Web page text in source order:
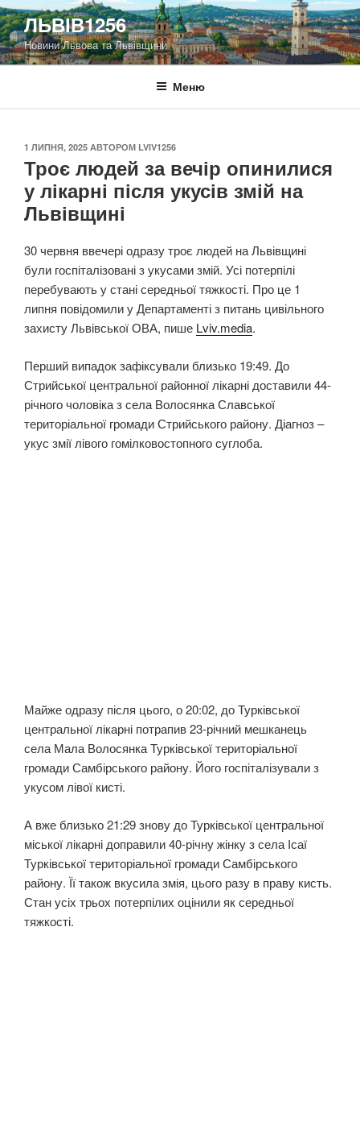
Перейти
до
вмісту
ЛЬВІВ1256
Новини Львова та Львівщини
Меню
ОПУБЛІКОВАНО
1 ЛИПНЯ, 2025 АВТОРОМ LVIV1256
Троє людей за вечір опинилися
у лікарні після укусів змій на
Львівщині
30 червня ввечері одразу троє людей на Львівщині
були госпіталізовані з укусами змій. Усі потерпілі
перебувають у стані середньої тяжкості. Про це 1
липня повідомили у Департаменті з питань цивільного
захисту Львівської ОВА, пише Lviv.media.
Перший випадок зафіксували близько 19:49. До
Стрийської центральної районної лікарні доставили 44-
річного чоловіка з села Волосянка Славської
територіальної громади Стрийського району. Діагноз –
укус змії лівого гомілковостопного суглоба.
Майже одразу після цього, о 20:02, до Турківської
центральної лікарні потрапив 23-річний мешканець
села Мала Волосянка Турківської територіальної
громади Самбірського району. Його госпіталізували з
укусом лівої кисті.
А вже близько 21:29 знову до Турківської центральної
міської лікарні доправили 40-річну жінку з села Ісаї
Турківської територіальної громади Самбірського
району. Її також вкусила змія, цього разу в праву кисть.
Стан усіх трьох потерпілих оцінили як середньої
тяжкості.